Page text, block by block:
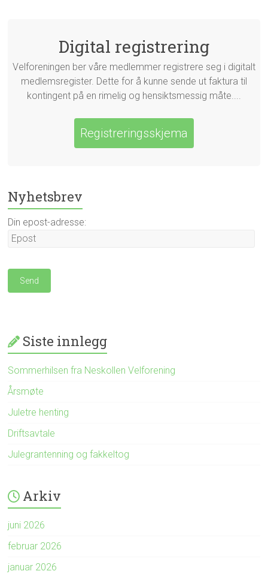
Digital registrering
Velforeningen ber våre medlemmer registrere seg i digitalt
medlemsregister. Dette for å kunne sende ut faktura til
kontingent på en rimelig og hensiktsmessig måte....
Registreringsskjema
Nyhetsbrev
Din epost-adresse:
Siste innlegg
Sommerhilsen fra Neskollen Velforening
Årsmøte
Juletre henting
Driftsavtale
Julegrantenning og fakkeltog
Arkiv
juni 2026
februar 2026
januar 2026